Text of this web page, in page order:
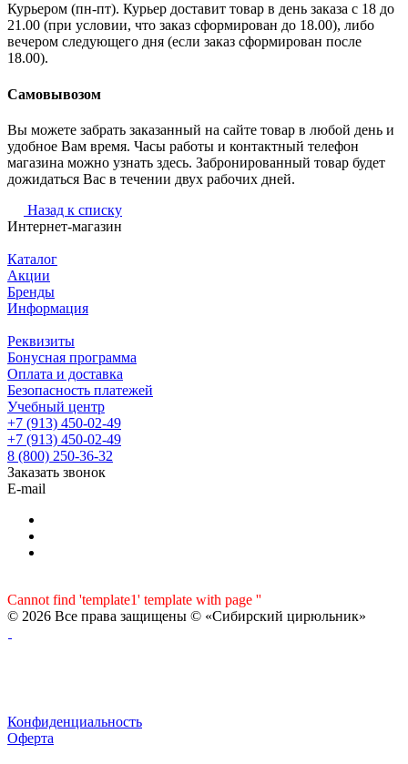
Курьером (пн-пт). Курьер доставит товар в день заказа с 18 до
21.00 (при условии, что заказ сформирован до 18.00), либо
вечером следующего дня (если заказ сформирован после
18.00).
Самовывозом
Вы можете забрать заказанный на сайте товар в любой день и
удобное Вам время. Часы работы и контактный телефон
магазина можно узнать здесь. Забронированный товар будет
дожидаться Вас в течении двух рабочих дней.
Назад к списку
Интернет-магазин
Каталог
Акции
Бренды
Информация
Реквизиты
Бонусная программа
Оплата и доставка
Безопасность платежей
Учебный центр
+7 (913) 450-02-49
+7 (913) 450-02-49
8 (800) 250-36-32
Заказать звонок
E-mail
Cannot find 'template1' template with page ''
© 2026 Все права защищены © «Сибирский цирюльник»
Конфиденциальность
Оферта